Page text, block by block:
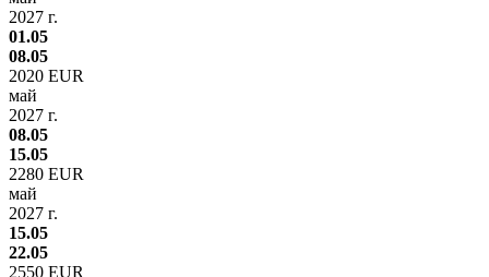
2027 г.
01.05
08.05
2020 EUR
май
2027 г.
08.05
15.05
2280 EUR
май
2027 г.
15.05
22.05
2550 EUR